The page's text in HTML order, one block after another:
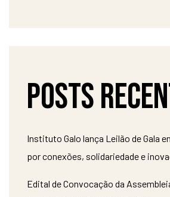
Posts
Instituto Galo lança Leilão de Gala
por conexões, solidariedade e
Edital de Convocação da